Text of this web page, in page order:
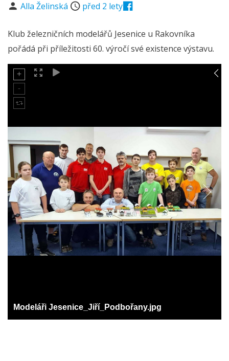
Alla Želinská před 2 lety
Klub železničních modelářů Jesenice u Rakovníka
pořádá při příležitosti 60. výročí své existence výstavu.
Modeláři Jesenice_Jiří_Podbořany.jpg